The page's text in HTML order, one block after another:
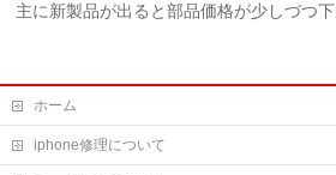
主に新製品が出ると部品価格が少しづつ下
ホーム
iphone修理について